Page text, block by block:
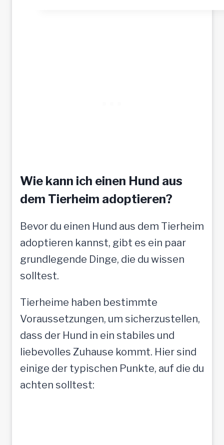
f
l
l
e
n
s
c
h
e
Wie kann ich einen Hund aus
dem Tierheim adoptieren?
Bevor du einen Hund aus dem Tierheim
adoptieren kannst, gibt es ein paar
grundlegende Dinge, die du wissen
solltest.
Tierheime haben bestimmte
Voraussetzungen, um sicherzustellen,
dass der Hund in ein stabiles und
liebevolles Zuhause kommt. Hier sind
einige der typischen Punkte, auf die du
achten solltest: